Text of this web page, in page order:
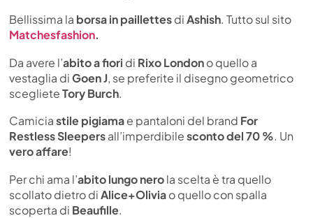
Bellissima la borsa in paillettesdiAshish. Tutto sul sito
Matchesfashion.
Da avere l’abito a fiori di Rixo Londono quello a
vestaglia diGoen J, se preferite il disegno geometrico
sceglieteTory Burch.
Camiciastile pigiamae pantaloni del brand For
Restless Sleepersall’imperdibilesconto del 70 %. Un
vero affare!
Per chi ama l’abito lungo nerola scelta è tra quello
scollato dietro diAlice+Oliviao quello con spalla
scoperta di Beaufille.